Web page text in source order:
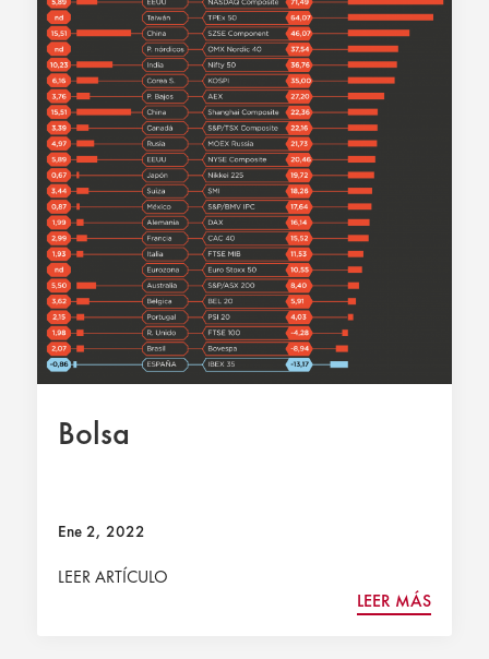
Bolsa
Ene 2, 2022
LEER ARTÍCULO
LEER MÁS